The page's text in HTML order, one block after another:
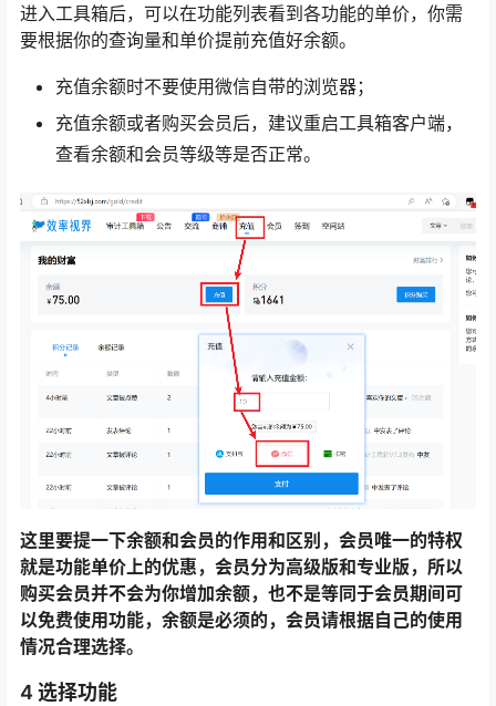
进入工具箱后，可以在功能列表看到各功能的单价，你需
要根据你的查询量和单价提前充值好余额。
充值余额时不要使用微信自带的浏览器；
充值余额或者购买会员后，建议重启工具箱客户端，
查看余额和会员等级等是否正常。
这里要提一下余额和会员的作用和区别，会员唯一的特权
就是功能单价上的优惠，会员分为高级版和专业版，所以
购买会员并不会为你增加余额，也不是等同于会员期间可
以免费使用功能，余额是必须的，会员请根据自己的使用
情况合理选择。
4 选择功能